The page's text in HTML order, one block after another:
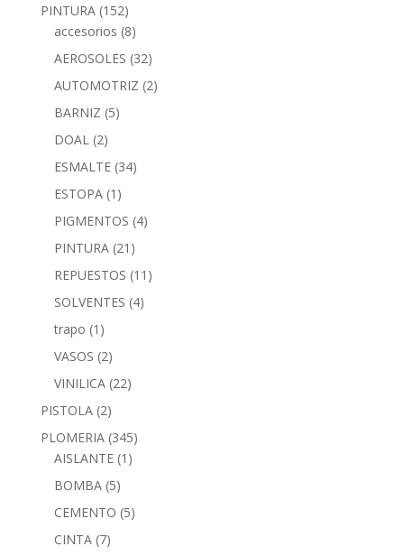
PINTURA (152)
accesorios (8)
AEROSOLES (32)
AUTOMOTRIZ (2)
BARNIZ (5)
DOAL (2)
ESMALTE (34)
ESTOPA (1)
PIGMENTOS (4)
PINTURA (21)
REPUESTOS (11)
SOLVENTES (4)
trapo (1)
VASOS (2)
VINILICA (22)
PISTOLA (2)
PLOMERIA (345)
AISLANTE (1)
BOMBA (5)
CEMENTO (5)
CINTA (7)